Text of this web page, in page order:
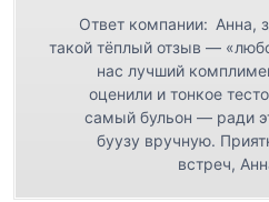
Ответ компании: Анна,
такой тёплый отзыв —
нас лучший
оценили и тонкое
самый бульон — ради
буузу вручную.
встреч,